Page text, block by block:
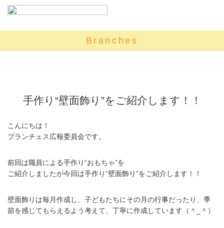
Branches
手作り“壁面飾り”をご紹介します！！
こんにちは！
ブランチェス広報委員会です。
前回は職員による手作り“おもちゃ”を
ご紹介しましたが今回は手作り“壁面飾り”をご紹介します！！
壁面飾りは毎月作成し、子どもたちにその月の行事だったり、季
節を感じてもらえるよう考えて、丁寧に作成しています（＾_＾）